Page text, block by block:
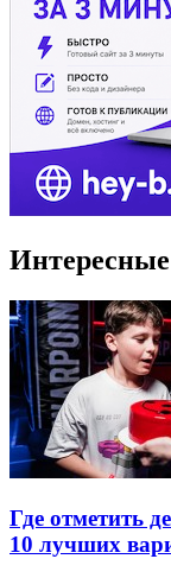
Интересные
Где отметить
10 лучших